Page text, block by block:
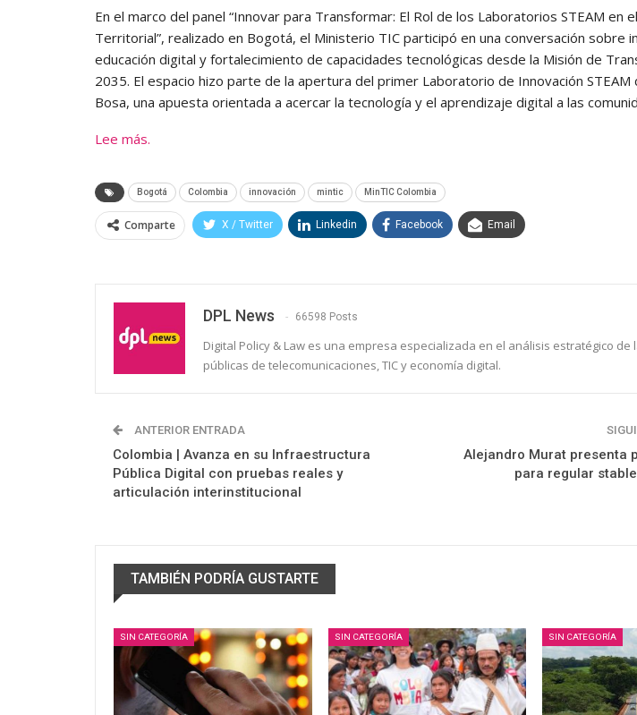
En el marco del panel “Innovar para Transformar: El Rol de los Laboratorios STEAM en
Territorial”, realizado en Bogotá, el Ministerio TIC participó en una conversación sobre
educación digital y fortalecimiento de capacidades tecnológicas desde la Misión de
2035. El espacio hizo parte de la apertura del primer Laboratorio de Innovación STEAM
Bosa, una apuesta orientada a acercar la tecnología y el aprendizaje digital a las
Lee más.
Bogotá Colombia innovación mintic MinTIC Colombia
Comparte X / Twitter Linkedin Facebook Email
DPL News 66598 Posts
Digital Policy & Law es una empresa especializada en el análisis estratégico de
públicas de telecomunicaciones, TIC y economía digital.
ANTERIOR ENTRADA
Colombia | Avanza en su Infraestructura
Pública Digital con pruebas reales y
articulación interinstitucional
Alejandro Murat presenta
para regular
TAMBIÉN PODRÍA GUSTARTE
SIN CATEGORÍA SIN CATEGORÍA SIN CATEGORÍA